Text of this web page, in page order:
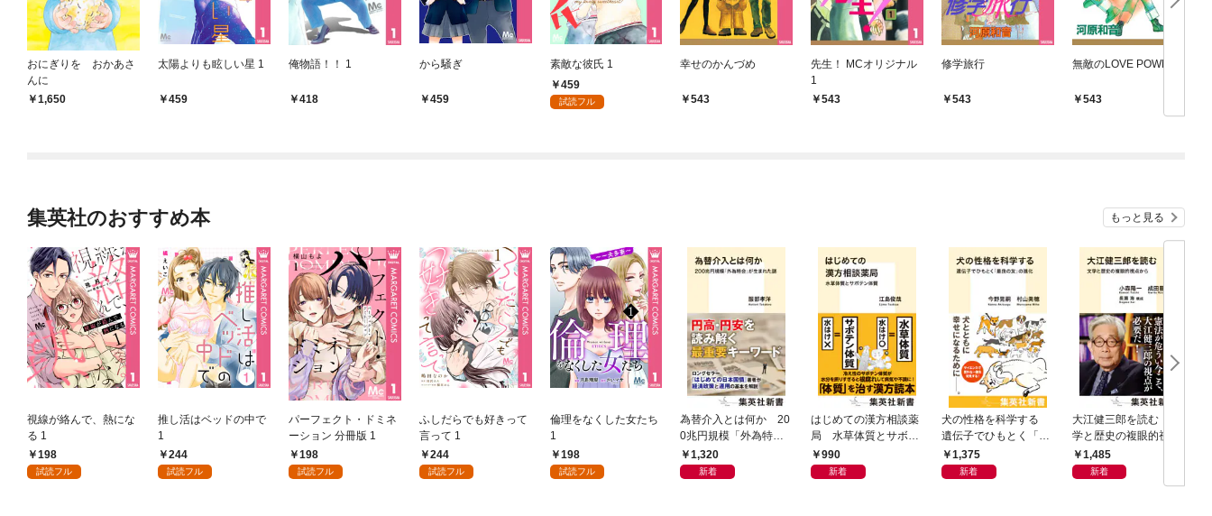
おにぎりを おかあさ
んに
1,650
太陽よりも眩しい星 1
459
俺物語！！ 1
418
から騒ぎ
459
素敵な彼氏 1
459
試読フル
幸せのかんづめ
543
先生！ MCオリジナル
1
543
修学旅行
543
無敵のLOVE POWER
543
集英社のおすすめ本 もっと見る
視線が絡んで、熱にな
る 1
198
試読フル
推し活はベッドの中で
1
244
試読フル
パーフェクト・ドミネ
ーション 分冊版 1
198
試読フル
ふしだらでも好きって
言って 1
244
試読フル
倫理をなくした女たち
1
198
試読フル
為替介入とは何か 20
0兆円規模「外為特
会」が生まれた謎
1,320
新着
はじめての漢方相談薬
局 水草体質とサボテ
ン体質
990
新着
犬の性格を科学する
遺伝子でひもとく「最
良の友」の進化
1,375
新着
大江健三郎を読む 文
学と歴史の複眼的視点
から1,485
新着